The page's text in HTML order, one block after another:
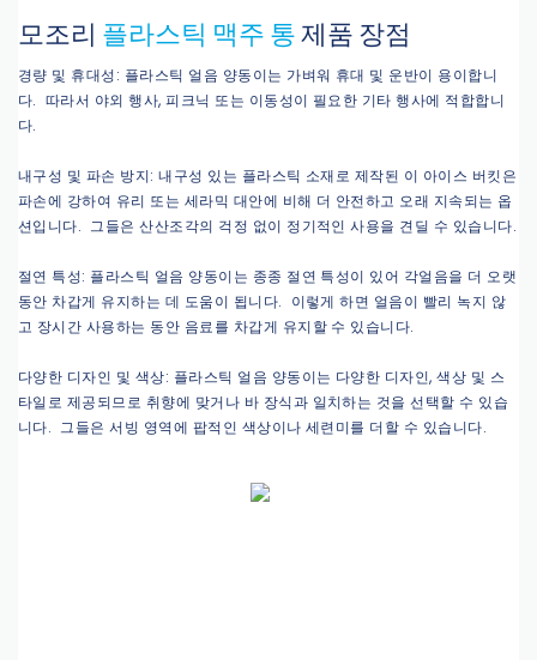
모조리 플라스틱 맥주 통제품 장점
경량 및 휴대성: 플라스틱 얼음 양동이는 가벼워 휴대 및 운반이 용이합니
다. 따라서 야외 행사, 피크닉 또는 이동성이 필요한 기타 행사에 적합합니
다.
내구성 및 파손 방지: 내구성 있는 플라스틱 소재로 제작된 이 아이스 버킷은
파손에 강하여 유리 또는 세라믹 대안에 비해 더 안전하고 오래 지속되는 옵
션입니다. 그들은 산산조각의 걱정 없이 정기적인 사용을 견딜 수 있습니다.
절연 특성: 플라스틱 얼음 양동이는 종종 절연 특성이 있어 각얼음을 더 오랫
동안 차갑게 유지하는 데 도움이 됩니다. 이렇게 하면 얼음이 빨리 녹지 않
고 장시간 사용하는 동안 음료를 차갑게 유지할 수 있습니다.
다양한 디자인 및 색상: 플라스틱 얼음 양동이는 다양한 디자인, 색상 및 스
타일로 제공되므로 취향에 맞거나 바 장식과 일치하는 것을 선택할 수 있습
니다. 그들은 서빙 영역에 팝적인 색상이나 세련미를 더할 수 있습니다.